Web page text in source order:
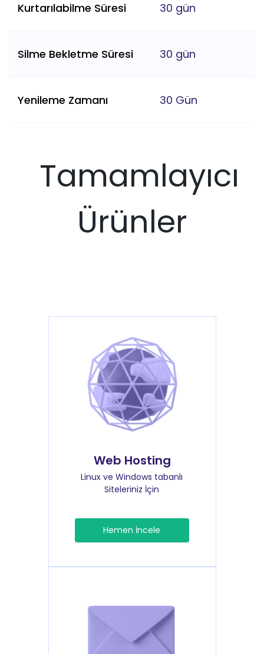
Kurtarılabilme Süresi 30 gün
Silme Bekletme Süresi 30 gün
Yenileme Zamanı 30 Gün
Tamamlayıcı
Ürünler
Web Hosting
Linux ve Windows tabanlı
Siteleriniz İçin
Hemen İncele